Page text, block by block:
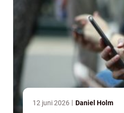
12 juni 2026 Daniel Holm